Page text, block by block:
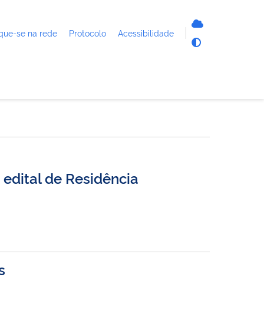
se na rede Protocolo Acessibilidade
de Residência